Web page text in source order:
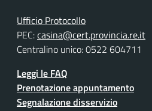
Ufficio Protocollo
PEC:casina@cert.provincia.re.it
Centralino unico: 0522 604711
Leggi le FAQ
Prenotazione appuntamento
Segnalazione disservizio